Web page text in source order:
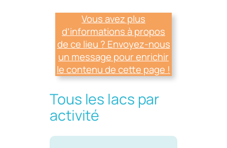
Vous avez plus
d’informations à propos
de ce lieu ? Envoyez-nous
un message pour enrichir
le contenu de cette page !
Tous les lacs par
activité